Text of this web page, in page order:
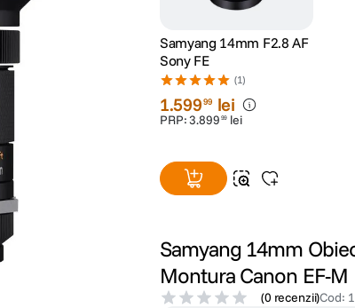
Samyang 14mm F2.8 AF
Sony FE
(1)
1.59999 lei
PRP:3.899 99 lei
Samyang 14mm
Montura Canon EF-M
(0 recenzii)Cod: